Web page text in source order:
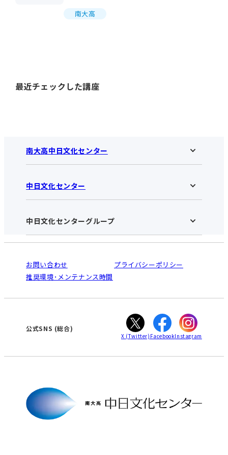
南大高
最近チェックした講座
南大高中日文化センター
南大高中日文化センターHOME
お知らせ
アクセス･営業時間
お申し込みの流れ
入会と受講のご案内
中日文化センター
中日文化センターHOME
中日文化センターとは
受講規約・会員特典
ご利用ガイド
オンライン講座受講の手順
WEBサイトのよくある質問
中日文化センターグループ
南大高
犬山
高蔵寺
大垣
津
お問い合わせ
プライバシーポリシー
推奨環境･メンテナンス時間
公式SNS (総合)
X (Twitter) FacebookInstagram